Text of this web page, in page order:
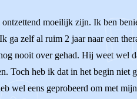
moeilijk zijn. Ik ben
ga zelf al ruim 2 jaar naar een
nooit over gehad. Hij weet wel
Toch heb ik dat in het begin niet
wel eens geprobeerd om met